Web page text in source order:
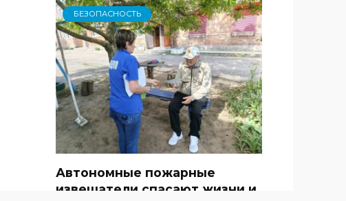
БЕЗОПАСНОСТЬ
Автономные пожарные
извещатели спасают жизни и